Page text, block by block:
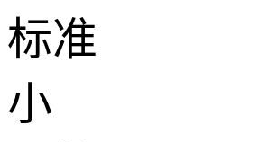
标准
小